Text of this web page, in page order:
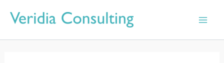
naar